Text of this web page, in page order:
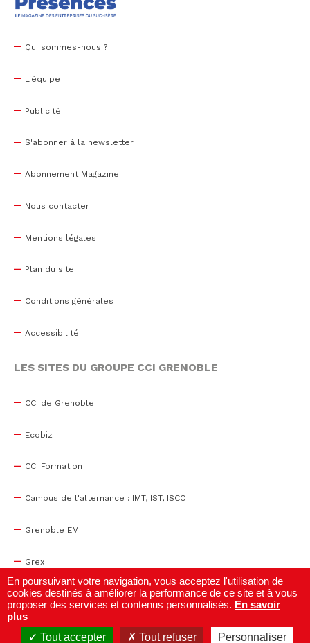
Qui sommes-nous ?
L'équipe
Publicité
S'abonner à la newsletter
Abonnement Magazine
Nous contacter
Mentions légales
Plan du site
Conditions générales
Accessibilité
LES SITES DU GROUPE CCI GRENOBLE
CCI de Grenoble
Ecobiz
CCI Formation
Campus de l'alternance : IMT, IST, ISCO
Grenoble EM
Grex
WTC Grenoble
Centre de congrès
En poursuivant votre navigation, vous acceptez l'utilisation de
cookies destinés à améliorer la performance de ce site et à vous
proposer des services et contenus personnalisés. En savoir
plus
Tout accepter
Tout refuser Personnaliser